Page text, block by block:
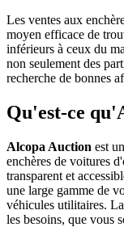
Les ventes aux
moyen efficace de
inférieurs à ceux du
non seulement des
recherche de bonnes
Qu'est-ce
Alcopa Auction est
enchères de voitures
transparent et
une large gamme de
véhicules utilitaires.
les besoins, que vous